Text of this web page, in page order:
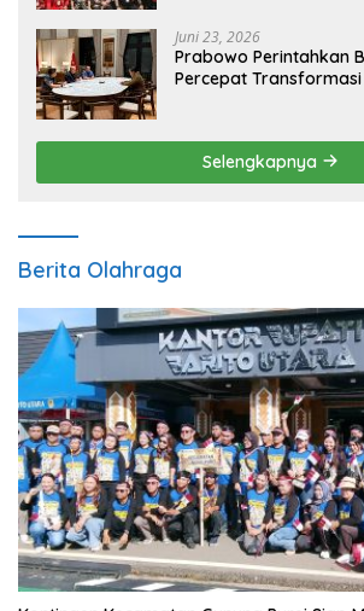
Juni 23, 2026
Prabowo Perintahkan
Percepat Transformasi
Selengkapnya
Berita Olahraga